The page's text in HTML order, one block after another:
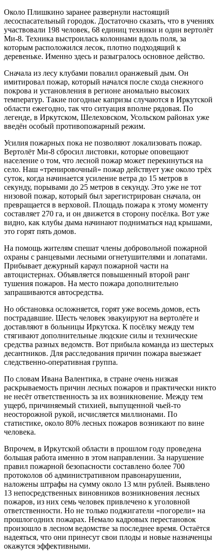
Около Плишкино заранее развернули настоящий
лесоспасательный городок. Достаточно сказать, что в учениях
участвовали 198 человек, 68 единиц техники и один вертолёт
Ми-8. Техника выстроилась колоннами вдоль поля, за
которым расположился лесок, плотно подходящий к
деревеньке. Именно здесь и разыгралось основное действо.
Сначала из лесу клубами повалил оранжевый дым. Он
имитировал пожар, который начался после схода снежного
покрова и установления в регионе аномально высоких
температур. Такие погодные капризы случаются в Иркутской
области ежегодно, так что ситуация вполне рядовая. По
легенде, в Иркутском, Шелеховском, Усольском районах уже
введён особый противопожарный режим.
Усилия пожарных пока не позволяют локализовать пожар.
Вертолёт Ми-8 сбросил листовки, которые оповещают
население о том, что лесной пожар может перекинуться на
село. Наш «тренировочный» пожар действует уже около трёх
суток, когда начинается усиление ветра до 15 метров в
секунду, порывами до 25 метров в секунду. Это уже не тот
низовой пожар, который был зарегистрирован сначала, он
превращается в верховой. Площадь пожара к этому моменту
составляет 270 га, и он движется в сторону посёлка. Вот уже
видно, как клубы дыма начинают подниматься над крышами,
это горят пять домов.
На помощь жителям спешат члены добровольной пожарной
охраны с ранцевыми лесными огнетушителями и лопатами.
Прибывает дежурный караул пожарной части на
автоцистернах. Объявляется повышенный второй ранг
тушения пожаров. На место пожара дополнительно
запрашиваются автосредства.
Но обстановка осложняется, горят уже восемь домов, есть
пострадавшие. Шесть человек эвакуируют на вертолёте и
доставляют в больницы Иркутска. К посёлку между тем
стягивают дополнительные людские силы и технические
средства разных ведомств. Вот прибыла команда из шестерых
десантников. Для расследования причин пожара выезжает
следственно-оперативная группа.
По словам Ивана Валентика, в стране очень низкая
раскрываемость причин лесных пожаров и практически никто
не несёт ответственность за их возникновение. Между тем
ущерб, причиняемый стихией, выпущенной чьей-то
неосторожной рукой, исчисляется миллионами. По
статистике, около 80% лесных пожаров возникают по вине
человека.
Впрочем, в Иркутской области в прошлом году проведена
большая работа именно в этом направлении. За нарушение
правил пожарной безопасности составлено более 700
протоколов об административном правонарушении,
наложены штрафы на сумму около 13 млн рублей. Выявлено
13 непосредственных виновников возникновения лесных
пожаров, из них семь человек привлечено к уголовной
ответственности. Но не только поджигатели «погорели» на
прошлогодних пожарах. Немало кадровых перестановок
произошло в лесном ведомстве за последнее время. Остаётся
надеяться, что они принесут свои плоды и новые назначенцы
окажутся эффективными.